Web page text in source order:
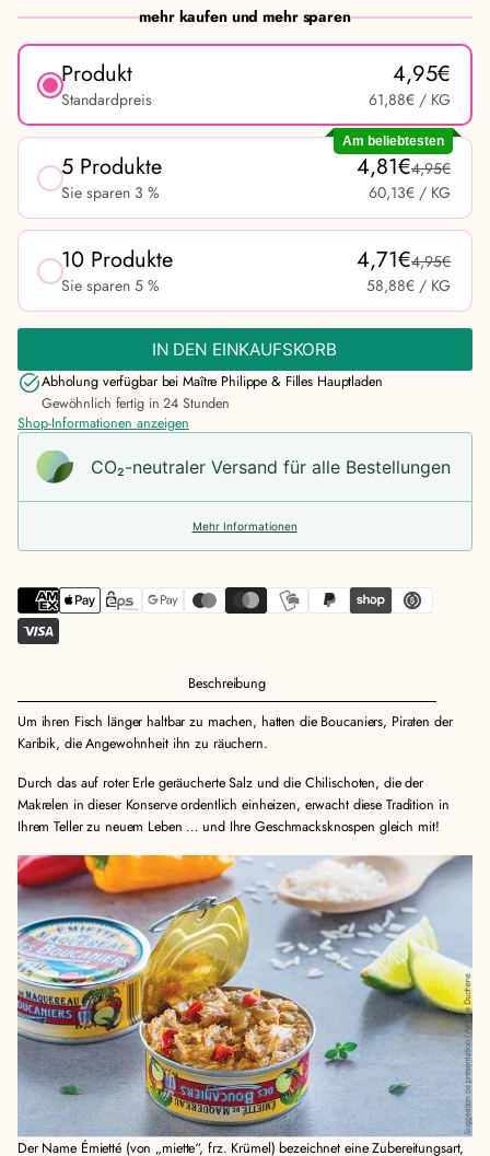
mehr kaufen und mehr sparen
Produkt
Standardpreis
4,95€
61,88€ / KG
Am beliebtesten
5 Produkte
Sie sparen 3 %
4,81€4,95€
60,13€ / KG
10 Produkte
Sie sparen 5 %
4,71€4,95€
58,88€ / KG
IN DEN EINKAUFSKORB
Abholung verfügbar beiMaître Philippe & Filles Hauptladen
Gewöhnlich fertig in 24 Stunden
Shop-Informationen anzeigen
CO₂-neu­t­raler Versand für alle Bestellungen
Mehr Informationen
Beschreibung
Um ihren Fisch länger haltbar zu machen, hatten die Boucaniers, Piraten der
Karibik, die Angewohnheit ihn zu räuchern.
Durch das auf roter Erle geräucherte Salz und die Chilischoten, die der
Makrelen in dieser Konserve ordentlich einheizen, erwacht diese Tradition in
Ihrem Teller zu neuem Leben … und Ihre Geschmacksknospen gleich mit!
Der Name Émietté (von „miette“, frz. Krümel) bezeichnet eine Zubereitungsart,